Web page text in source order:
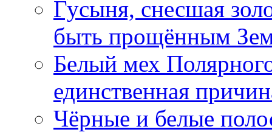
Гусыня, снесшая
быть прощённым
Белый мех
единственная
Чёрные и белые